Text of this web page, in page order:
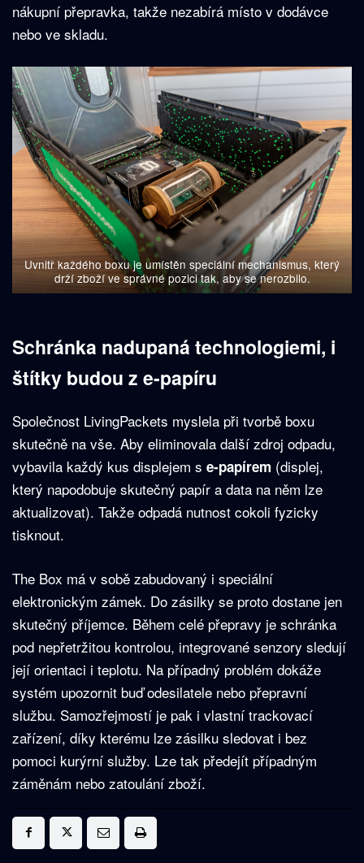
nákupní přepravka, takže nezabírá místo v dodávce
nebo ve skladu.
Uvnitř každého boxu je umístěn speciální mechanismus, který
drží zboží ve správné pozici tak, aby se nerozbilo.
Schránka nadupaná technologiemi, i
štítky budou z e-papíru
Společnost LivingPackets myslela při tvorbě boxu
skutečně na vše. Aby eliminovala další zdroj odpadu,
vybavila každý kus displejem s e-papírem (displej,
který napodobuje skutečný papír a data na něm lze
aktualizovat). Takže odpadá nutnost cokoli fyzicky
tisknout.
The Box má v sobě zabudovaný i speciální
elektronickým zámek. Do zásilky se proto dostane jen
skutečný příjemce. Během celé přepravy je schránka
pod nepřetržitou kontrolou, integrované senzory sledují
její orientaci i teplotu. Na případný problém dokáže
systém upozornit buď odesilatele nebo přepravní
službu. Samozřejmostí je pak i vlastní trackovací
zařízení, díky kterému lze zásilku sledovat i bez
pomoci kurýrní služby. Lze tak předejít případným
záměnám nebo zatoulání zboží.